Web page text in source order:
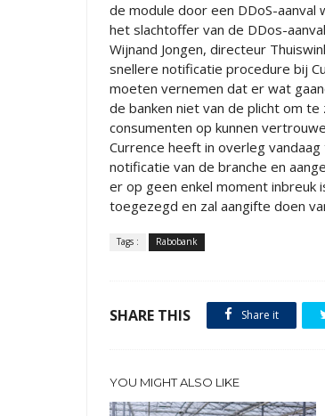
de module door een DDoS-
het slachtoffer van de DDos-
Wijnand Jongen, directeur
snellere notificatie procedure bij
moeten vernemen dat er wat
de banken niet van de plicht om
consumenten op kunnen
Currence heeft in overleg
notificatie van de branche en
er op geen enkel moment inbreuk
toegezegd en zal aangifte doen
Tags : Rabobank
SHARE THIS Share it
YOU MIGHT ALSO LIKE